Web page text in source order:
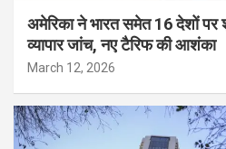
अमेरिका ने भारत समेत 16 देशों
व्यापार जांच, नए टैरिफ की आशंका
March 12, 2026